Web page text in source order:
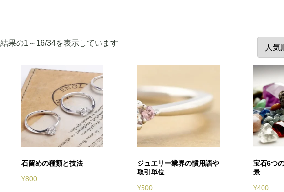
結果の1～16/34を表示しています
石留めの種類と技法
¥800
ジュエリー業界の慣用語や
取引単位
¥500
宝石6つ
景
¥400